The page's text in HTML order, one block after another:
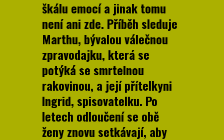
škálu emocí a jinak tomu
není ani zde. Příběh sleduje
Marthu, bývalou válečnou
zpravodajku, která se
potýká se smrtelnou
rakovinou, a její přítelkyni
Ingrid, spisovatelku. Po
letech odloučení se obě
ženy znovu setkávají, aby